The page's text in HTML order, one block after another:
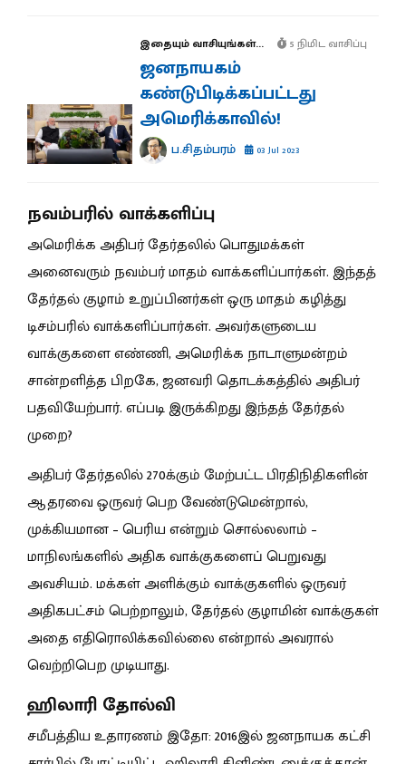
இதையும் வாசியுங்கள்... 5 நிமிட வாசிப்பு
ஜனநாயகம்
கண்டுபிடிக்கப்பட்டது
அமெரிக்காவில்!
ப.சிதம்பரம் 03 Jul 2023
நவம்பரில் வாக்களிப்பு
அமெரிக்க அதிபர் தேர்தலில் பொதுமக்கள்
அனைவரும் நவம்பர் மாதம் வாக்களிப்பார்கள். இந்தத்
தேர்தல் குழாம் உறுப்பினர்கள் ஒரு மாதம் கழித்து
டிசம்பரில் வாக்களிப்பார்கள். அவர்களுடைய
வாக்குகளை எண்ணி, அமெரிக்க நாடாளுமன்றம்
சான்றளித்த பிறகே, ஜனவரி தொடக்கத்தில் அதிபர்
பதவியேற்பார். எப்படி இருக்கிறது இந்தத் தேர்தல்
முறை?
அதிபர் தேர்தலில் 270க்கும் மேற்பட்ட பிரதிநிதிகளின்
ஆதரவை ஒருவர் பெற வேண்டுமென்றால்,
முக்கியமான – பெரிய என்றும் சொல்லலாம் –
மாநிலங்களில் அதிக வாக்குகளைப் பெறுவது
அவசியம். மக்கள் அளிக்கும் வாக்குகளில் ஒருவர்
அதிகபட்சம் பெற்றாலும், தேர்தல் குழாமின் வாக்குகள்
அதை எதிரொலிக்கவில்லை என்றால் அவரால்
வெற்றிபெற முடியாது.
ஹிலாரி தோல்வி
சமீபத்திய உதாரணம் இதோ: 2016இல் ஜனநாயக கட்சி